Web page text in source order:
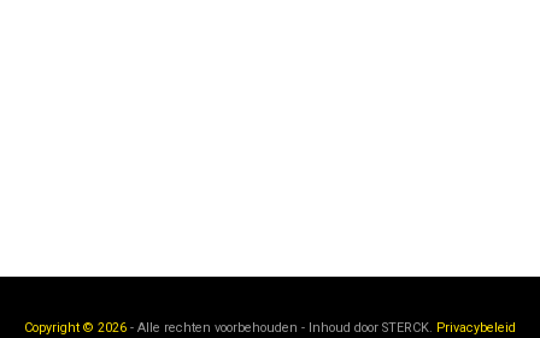
Copyright © 2026 - Alle rechten voorbehouden - Inhoud door STERCK. Privacybeleid